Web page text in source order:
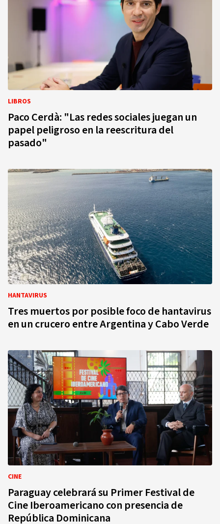
LIBROS
Paco Cerdà: "Las redes sociales juegan un
papel peligroso en la reescritura del
pasado"
HANTAVIRUS
Tres muertos por posible foco de hantavirus
en un crucero entre Argentina y Cabo Verde
CINE
Paraguay celebrará su Primer Festival de
Cine Iberoamericano con presencia de
República Dominicana